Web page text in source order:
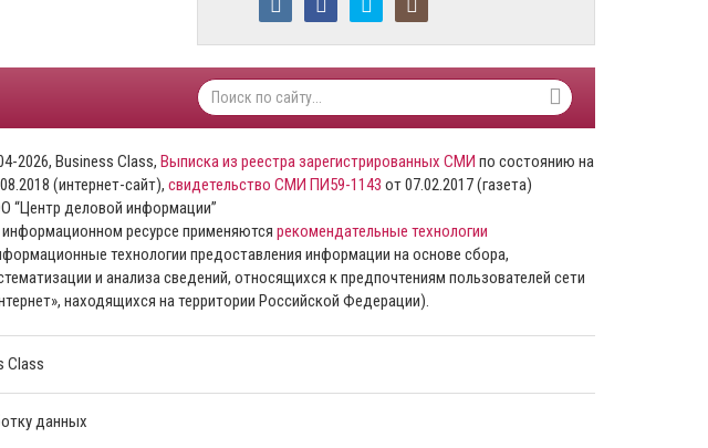
2026, Business Class, Выписка из реестра зарегистрированных СМИ по состоянию на
(интернет-сайт), свидетельство СМИ ПИ59-1143 от 07.02.2017 (газета)
“Центр деловой информации”
ресурсе применяются рекомендательные технологии
технологии предоставления информации на основе сбора,
и анализа сведений, относящихся к предпочтениям пользователей сети
находящихся на территории Российской Федерации).
Class
данных